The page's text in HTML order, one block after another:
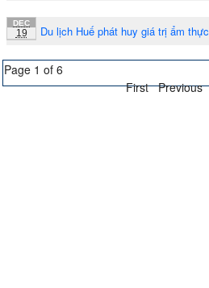
DEC
19 Du lịch Huế phát huy giá trị ẩm thực
Page 1 of 6
First Previous